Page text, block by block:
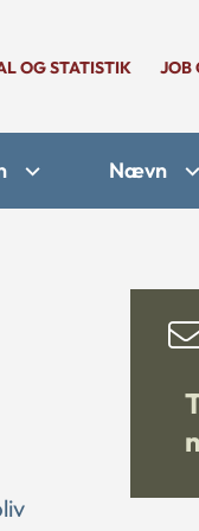
OG STATISTIK JOB
Nævn